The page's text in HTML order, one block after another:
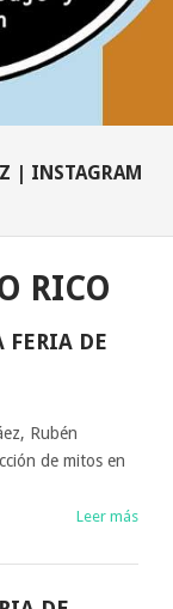
| INSTAGRAM
RICO
FERIA DE
Rubén
de mitos en
Leer más